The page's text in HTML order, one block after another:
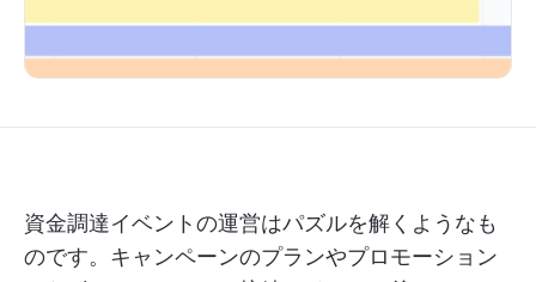
資金調達イベントの運営はパズルを解くようなも
のです。キャンペーンのプランやプロモーション